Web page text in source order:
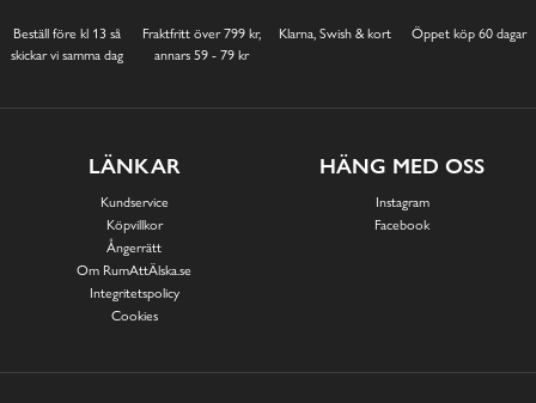
Beställ före kl 13 så
skickar vi samma dag
Fraktfritt över 799 kr,
annars 59 - 79 kr
Klarna, Swish & kort Öppet köp 60 dagar
LÄNKAR
Kundservice
Köpvillkor
Ångerrätt
Om RumAttÄlska.se
Integritetspolicy
Cookies
HÄNG MED OSS
Instagram
Facebook